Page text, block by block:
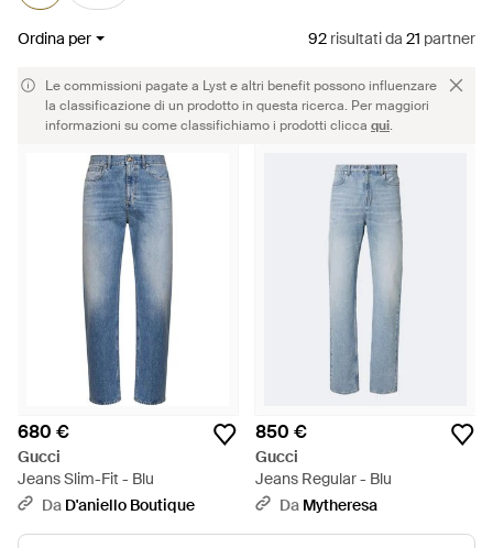
Ordina per 92 risultatida 21 partner
Le commissioni pagate a Lyst e altri benefit possono influenzare
la classificazione di un prodotto in questa ricerca. Per maggiori
informazioni su come classifichiamo i prodotti clicca qui.
680 €
Gucci
Jeans Slim-Fit - Blu
Da D'aniello Boutique
850 €
Gucci
Jeans Regular - Blu
Da Mytheresa